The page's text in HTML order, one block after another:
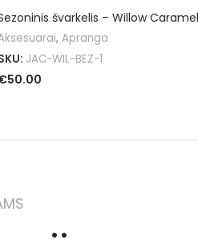
švarkelis – Willow Caramel
, Apranga
JAC-WIL-BEZ-1
50.00